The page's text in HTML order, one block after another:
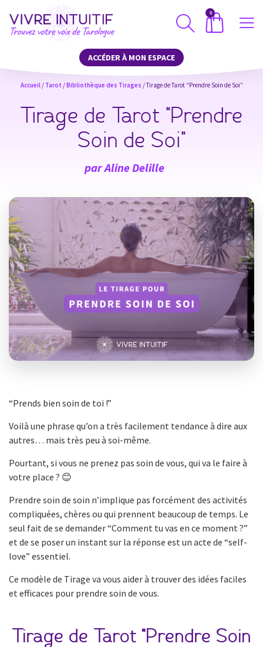
0
ACCÉDER À MON ESPACE
Accueil/ Tarot /Bibliothèque des Tirages / Tirage de Tarot “Prendre Soin de Soi”
Tirage de Tarot “Prendre
Soin de Soi”
parAline Delille
“Prends bien soin de toi !”
Voilà une phrase qu’on a très facilement tendance à dire aux
autres… mais très peu à soi-même.
Pourtant, si vous ne prenez pas soin de vous, qui va le faire à
votre place ? 😊
Prendre soin de soin n’implique pas forcément des activités
compliquées, chères ou qui prennent beaucoup de temps. Le
seul fait de se demander “Comment tu vas en ce moment ?”
et de se poser un instant sur la réponse est un acte de “self-
love” essentiel.
Ce modèle de Tirage va vous aider à trouver des idées faciles
et efficaces pour prendre soin de vous.
Tirage de Tarot “Prendre Soin